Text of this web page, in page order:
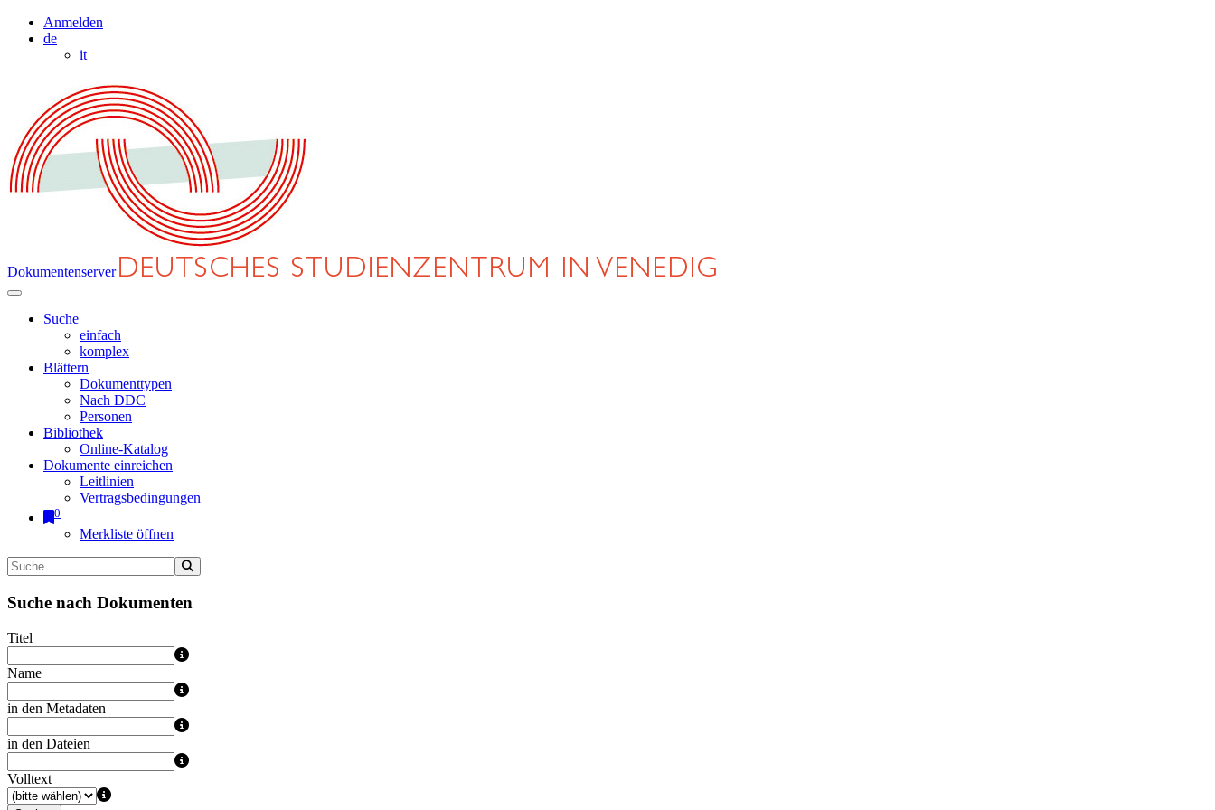
Anmelden
de
it
Dokumentenserver
Suche
einfach
komplex
Blättern
Dokumenttypen
Nach DDC
Personen
Bibliothek
Online-Katalog
Dokumente einreichen
Leitlinien
Vertragsbedingungen
0
Merkliste öffnen
Suche nach Dokumenten
Titel
Name
in den Metadaten
in den Dateien
Volltext